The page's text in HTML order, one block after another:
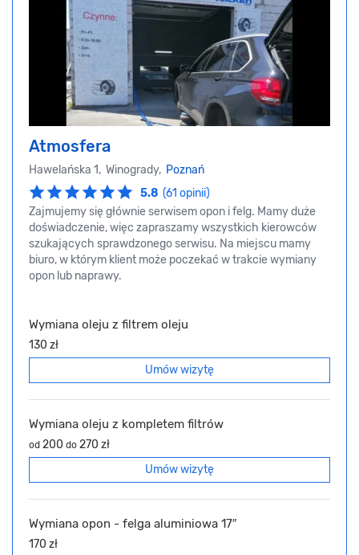
Atmosfera
Hawelańska 1, Winogrady, Poznań
5.8 (61 opinii)
Zajmujemy się głównie serwisem opon i felg. Mamy duże
doświadczenie, więc zapraszamy wszystkich kierowców
szukających sprawdzonego serwisu. Na miejscu mamy
biuro, w którym klient może poczekać w trakcie wymiany
opon lub naprawy.
Wymiana oleju z filtrem oleju
130 zł
Umów wizytę
Wymiana oleju z kompletem filtrów
od 200 do 270 zł
Umów wizytę
Wymiana opon - felga aluminiowa 17″
170 zł